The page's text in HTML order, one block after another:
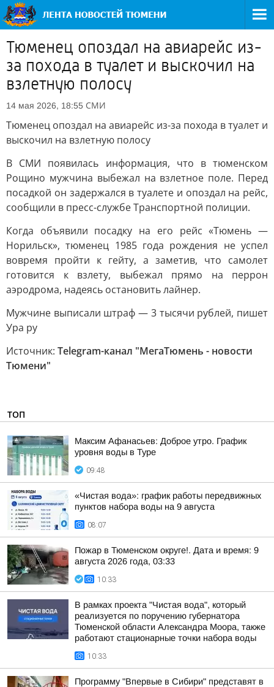
Тюменец опоздал на авиарейс из-
за похода в туалет и выскочил на
взлетную полосу
14 мая 2026, 18:55 СМИ
Тюменец опоздал на авиарейс из-за похода в туалет и
выскочил на взлетную полосу
В СМИ появилась информация, что в тюменском
Рощино мужчина выбежал на взлетное поле. Перед
посадкой он задержался в туалете и опоздал на рейс,
сообщили в пресс-службе Транспортной полиции.
Когда объявили посадку на его рейс «Тюмень —
Норильск», тюменец 1985 года рождения не успел
вовремя пройти к гейту, а заметив, что самолет
готовится к взлету, выбежал прямо на перрон
аэродрома, надеясь остановить лайнер.
Мужчине выписали штраф — 3 тысячи рублей, пишет
Ура ру
Источник: Telegram-канал "МегаТюмень - новости
Тюмени"
ТОП
Максим Афанасьев: Доброе утро. График
уровня воды в Туре
09:48
«Чистая вода»: график работы передвижных
пунктов набора воды на 9 августа
08:07
Пожар в Тюменском округе!. Дата и время: 9
августа 2026 года, 03:33
10:33
В рамках проекта "Чистая вода", который
реализуется по поручению губернатора
Тюменской области Александра Моора, также
работают стационарные точки набора воды
10:33
Программу "Впервые в Сибири" представят в